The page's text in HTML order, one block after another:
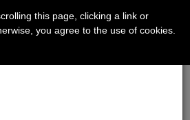
this page, clicking a link or
you agree to the use of cookies.